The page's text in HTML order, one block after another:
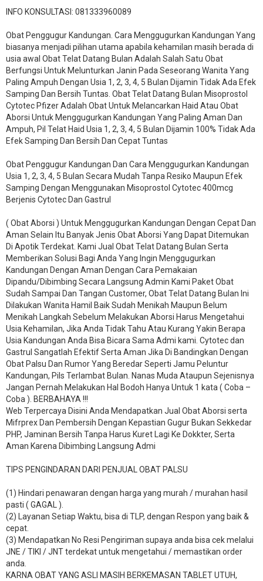
INFO KONSULTASI: 081333960089
​Obat Penggugur Kandungan. Cara Menggugurkan Kandungan Yang
biasanya menjadi pilihan utama apabila kehamilan masih berada di
usia awal Obat Telat Datang Bulan Adalah Salah Satu Obat
Berfungsi Untuk Melunturkan Janin Pada Seseorang Wanita Yang
Paling Ampuh Dengan Usia 1, 2, 3, 4, 5 Bulan Dijamin Tidak Ada Efek
Samping Dan Bersih Tuntas. Obat Telat Datang Bulan Misoprostol
Cytotec Pfizer Adalah Obat Untuk Melancarkan Haid Atau Obat
Aborsi Untuk Menggugurkan Kandungan Yang Paling Aman Dan
Ampuh, Pil Telat Haid Usia 1, 2, 3, 4, 5 Bulan Dijamin 100% Tidak Ada
Efek Samping Dan Bersih Dan Cepat Tuntas
Obat Penggugur Kandungan Dan Cara Menggugurkan Kandungan
Usia 1, 2, 3, 4, 5 Bulan Secara Mudah Tanpa Resiko Maupun Efek
Samping Dengan Menggunakan Misoprostol Cytotec 400mcg
Berjenis Cytotec Dan Gastrul
( Obat Aborsi ) Untuk Menggugurkan Kandungan Dengan Cepat Dan
Aman Selain Itu Banyak Jenis Obat Aborsi Yang Dapat Ditemukan
Di Apotik Terdekat. Kami Jual Obat Telat Datang Bulan Serta
Memberikan Solusi Bagi Anda Yang Ingin Menggugurkan
Kandungan Dengan Aman Dengan Cara Pemakaian
Dipandu/Dibimbing Secara Langsung Admin Kami Paket Obat
Sudah Sampai Dan Tangan Customer, Obat Telat Datang Bulan Ini
Dilakukan Wanita Hamil Baik Sudah Menikah Maupun Belum
Menikah Langkah Sebelum Melakukan Aborsi Harus Mengetahui
Usia Kehamilan, Jika Anda Tidak Tahu Atau Kurang Yakin Berapa
Usia Kandungan Anda Bisa Bicara Sama Admi kami. Cytotec dan
Gastrul Sangatlah Efektif Serta Aman Jika Di Bandingkan Dengan
Obat Palsu Dan Rumor Yang Beredar Seperti Jamu Peluntur
Kandungan, Pils Terlambat Bulan. Nanas Muda Ataupun Sejenisnya
Jangan Pernah Melakukan Hal Bodoh Hanya Untuk 1 kata ( Coba –
Coba ). BERBAHAYA !!!
Web Terpercaya Disini Anda Mendapatkan Jual Obat Aborsi serta
Mifrprex Dan Pembersih Dengan Kepastian Gugur Bukan Sekkedar
PHP, Jaminan Bersih Tanpa Harus Kuret Lagi Ke Dokkter, Serta
Aman Karena Dibimbing Langsung Admi
TIPS PENGINDARAN DARI PENJUAL OBAT PALSU
(1) Hindari penawaran dengan harga yang murah / murahan hasil
pasti ( GAGAL ).
(2) Layanan Setiap Waktu, bisa di TLP, dengan Respon yang baik &
cepat.
(3) Mendapatkan No Resi Pengiriman supaya anda bisa cek melalui
JNE / TIKI / JNT terdekat untuk mengetahui / memastikan order
anda.
KARNA OBAT YANG ASLI MASIH BERKEMASAN TABLET UTUH,